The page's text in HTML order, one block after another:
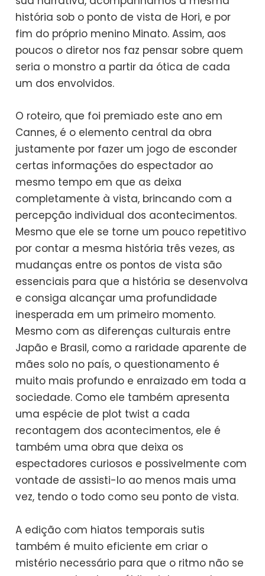
história sob o ponto de vista de Hori, e por
fim do próprio menino Minato. Assim, aos
poucos o diretor nos faz pensar sobre quem
seria o monstro a partir da ótica de cada
um dos envolvidos.
O roteiro, que foi premiado este ano em
Cannes, é o elemento central da obra
justamente por fazer um jogo de esconder
certas informações do espectador ao
mesmo tempo em que as deixa
completamente à vista, brincando com a
percepção individual dos acontecimentos.
Mesmo que ele se torne um pouco repetitivo
por contar a mesma história três vezes, as
mudanças entre os pontos de vista são
essenciais para que a história se desenvolva
e consiga alcançar uma profundidade
inesperada em um primeiro momento.
Mesmo com as diferenças culturais entre
Japão e Brasil, como a raridade aparente de
mães solo no país, o questionamento é
muito mais profundo e enraizado em toda a
sociedade. Como ele também apresenta
uma espécie de plot twist a cada
recontagem dos acontecimentos, ele é
também uma obra que deixa os
espectadores curiosos e possivelmente com
vontade de assisti-lo ao menos mais uma
vez, tendo o todo como seu ponto de vista.
A edição com hiatos temporais sutis
também é muito eficiente em criar o
mistério necessário para que o ritmo não se